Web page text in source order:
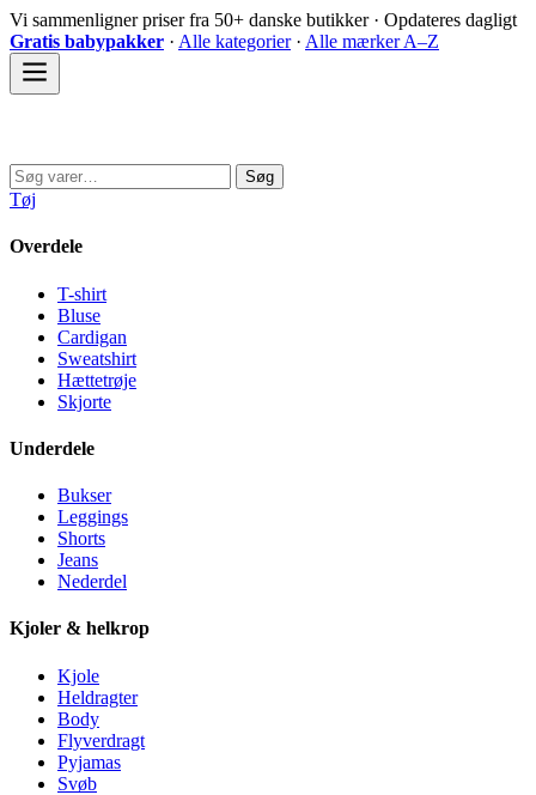
Spring
til
indhold
Vi sammenligner priser fra 50+ danske butikker · Opdateres dagligt
Gratis babypakker · Alle kategorier· Alle mærker A–Z
Søg
efter:
Søg
Tøj
Overdele
T-shirt
Bluse
Cardigan
Sweatshirt
Hættetrøje
Skjorte
Underdele
Bukser
Leggings
Shorts
Jeans
Nederdel
Kjoler & helkrop
Kjole
Heldragter
Body
Flyverdragt
Pyjamas
Svøb